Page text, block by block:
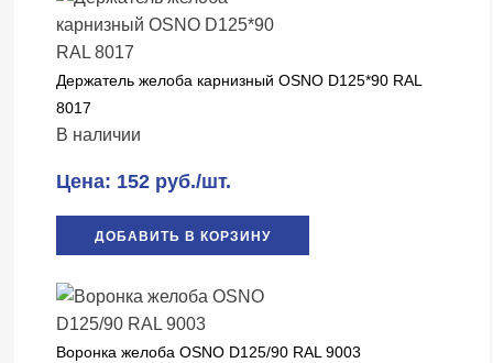
Держатель желоба карнизный OSNO D125*90 RAL
8017
В наличии
Цена: 152 руб./шт.
ДОБАВИТЬ В КОРЗИНУ
Воронка желоба OSNO D125/90 RAL 9003